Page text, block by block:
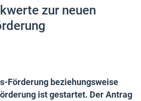
zur neuen
Förderung beziehungsweise
ist gestartet. Der Antrag